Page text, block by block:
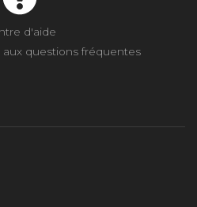
d'aide
aux questions fréquentes